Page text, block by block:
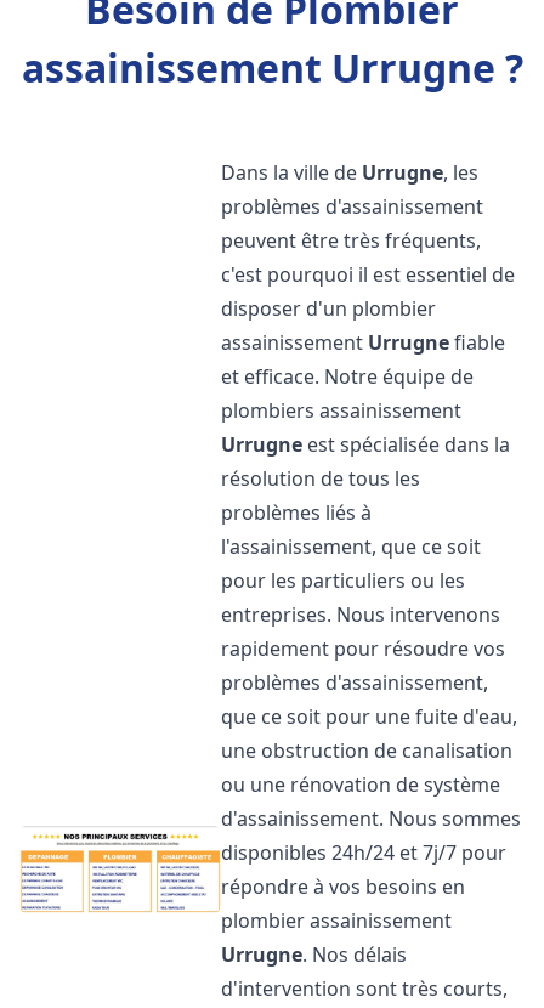
assainissement Urrugne ?
Dans la ville de Urrugne, les
problèmes d'assainissement
peuvent être très fréquents,
c'est pourquoi il est essentiel de
disposer d'un plombier
assainissement Urrugnefiable
et efficace. Notre équipe de
plombiers assainissement
Urrugne est spécialisée dans la
résolution de tous les
problèmes liés à
l'assainissement, que ce soit
pour les particuliers ou les
entreprises. Nous intervenons
rapidement pour résoudre vos
problèmes d'assainissement,
que ce soit pour une fuite d'eau,
une obstruction de canalisation
ou une rénovation de système
d'assainissement. Nous sommes
disponibles 24h/24 et 7j/7 pour
répondre à vos besoins en
plombier assainissement
Urrugne. Nos délais
d'intervention sont très courts,